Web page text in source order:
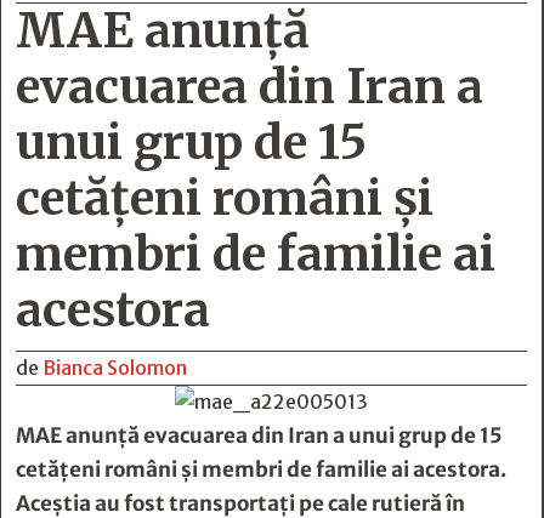
MAE anunţă
evacuarea din Iran a
unui grup de 15
cetăţeni români şi
membri de familie ai
acestora
de Bianca Solomon
MAE anunţă evacuarea din Iran a unui grup de 15
cetăţeni români şi membri de familie ai acestora.
Aceştia au fost transportaţi pe cale rutieră în